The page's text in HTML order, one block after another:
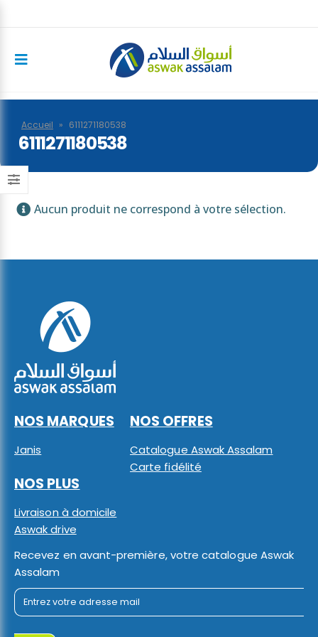
Accueil » 6111271180538
6111271180538
Aucun produit ne correspond à votre sélection.
NOS MARQUES
Janis
NOS OFFRES
Catalogue Aswak Assalam
Carte fidélité
NOS PLUS
Livraison à domicile
Aswak drive
Recevez en avant-première, votre catalogue Aswak
Assalam